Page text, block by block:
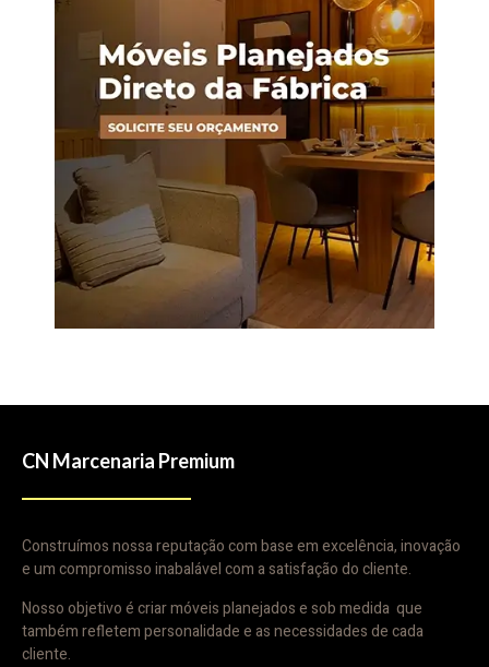
CN Marcenaria Premium
Construímos nossa reputação com base em excelência, inovação
e um compromisso inabalável com a satisfação do cliente.
Nosso objetivo é criar móveis planejados e sob medida que
também refletem personalidade e as necessidades de cada
cliente.